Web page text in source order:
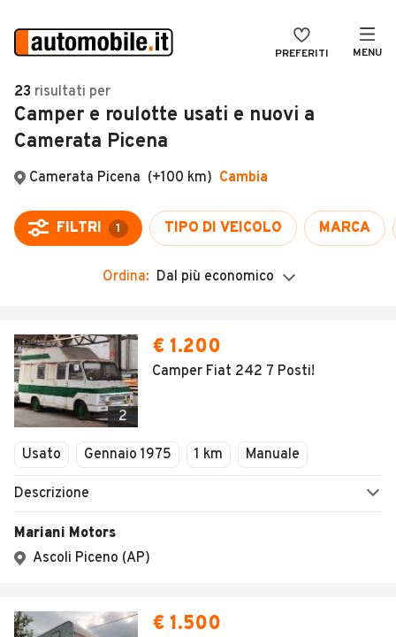
PREFERITI MENU
Auto
Auto usate
Auto Km 0
Auto Nuove
Moto
Camper
Veicoli Commerciali
Concessionari
VENDI
MAGAZINE
ACCEDI
23 risultati per
Camper e roulotte usati e nuovi a
Camerata Picena
Ordina: Dal più economico
2
€ 1.200
Camper Fiat 242 7 Posti!
Usato Gennaio 1975 1 km Manuale
Descrizione
Mariani Motors
Ascoli Piceno (AP)
€ 1.500